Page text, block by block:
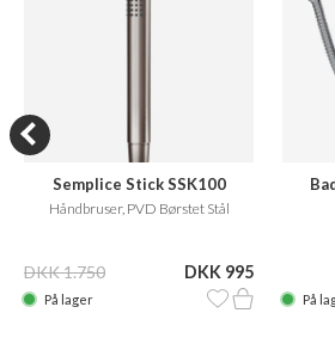
Semplice Stick SSK100
Håndbruser, PVD Børstet Stål
DKK 1.750 DKK 995
På lager På